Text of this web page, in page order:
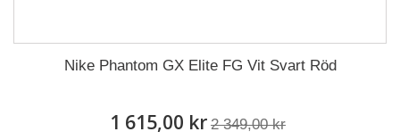
Nike Phantom GX Elite FG Vit Svart Röd
1 615,00 kr 2 349,00 kr